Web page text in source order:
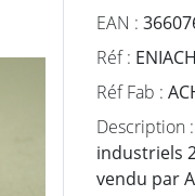
EAN :
Réf :
Réf Fab :
Description :
industriels
vendu par